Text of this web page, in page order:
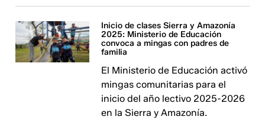
Inicio de clases Sierra y Amazonía
2025: Ministerio de Educación
convoca a mingas con padres de
familia
El Ministerio de Educación activó
mingas comunitarias para el
inicio del año lectivo 2025-2026
en la Sierra y Amazonía.